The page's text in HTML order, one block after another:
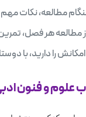
مطالعه، نکات مهم
مطالعه هر فصل،
امکانش را دارید، با
علوم و فنون